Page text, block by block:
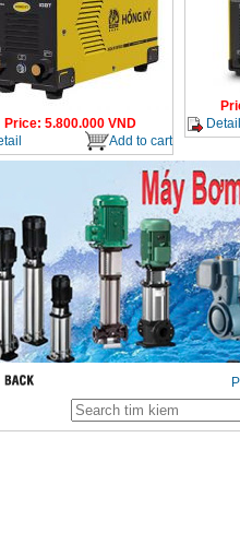
Price: 5.800.000 VND
Add to cart
Detail